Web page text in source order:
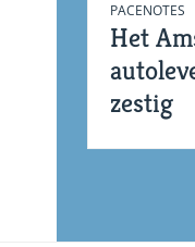
Het
zestig
PACENOTES